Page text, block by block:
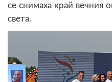
се снимаха край вечния
света.